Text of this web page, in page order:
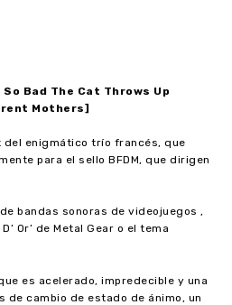
Bad The Cat Throws Up
Mothers]
del enigmático trío francés, que
para el sello BFDM, que dirigen
bandas sonoras de videojuegos ,
Or’ de Metal Gear o el tema
es acelerado, impredecible y una
de cambio de estado de ánimo, un